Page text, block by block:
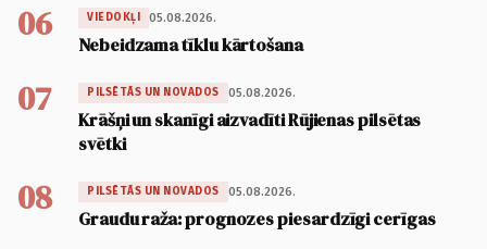
06 VIEDOKĻI 05.08.2026.
Nebeidzama tīklu kārtošana
07 PILSĒTĀS UN NOVADOS 05.08.2026.
Krāšņi un skanīgi aizvadīti Rūjienas pilsētas
svētki
08 PILSĒTĀS UN NOVADOS 05.08.2026.
Graudu raža: prognozes piesardzīgi cerīgas